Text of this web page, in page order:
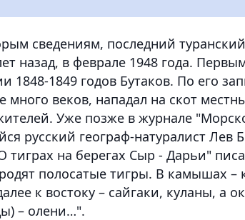
сведениям, последний
назад, в феврале 1948 года.
1848-1849 годов Бутаков. По его
много веков, нападал на скот
Уже позже в журнале
русский географ-натуралист Лев
тиграх на берегах Сыр - Дарьи"
полосатые тигры. В камышах
к востоку – сайгаки, куланы, а
– олени…".